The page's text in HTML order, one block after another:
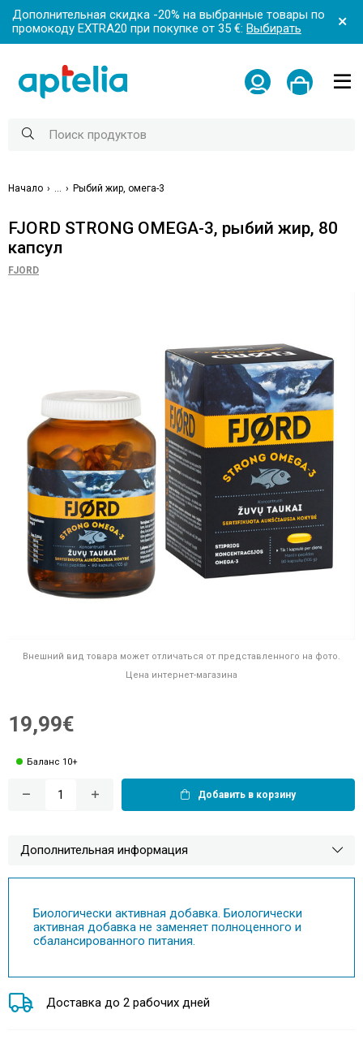
Дополнительная скидка -20% на выбранные товары по
промокоду EXTRA20 при покупке от 35 €: Выбирать
Начало Рыбий жир, омега-3
FJORD STRONG OMEGA-3, рыбий жир, 80
капсул
FJORD
Внешний вид товара может отличаться от представленного на фото.
Цена интернет-магазина
19,99€
Баланс 10+
Добавить в корзину
Дополнительная информация
Биологически активная добавка. Биологически
активная добавка не заменяет полноценного и
сбалансированного питания.
Доставка до 2 рабочих дней